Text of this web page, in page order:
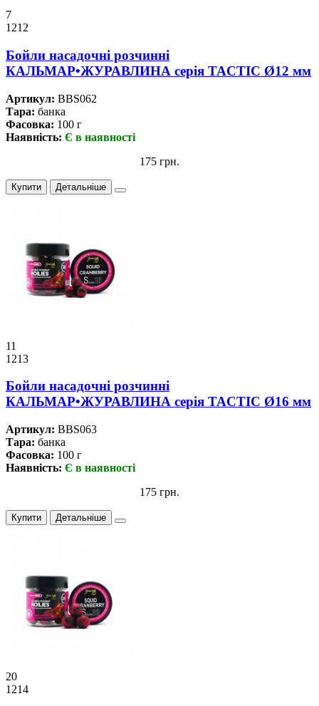
7
1212
Бойли насадочні розчинні
КАЛЬМАР•ЖУРАВЛИНА серiя TACTIC Ø12 мм
Артикул: BBS062
Тара: банка
Фасовка: 100 г
Наявність: Є в наявності
175 грн.
Купити Детальніше
11
1213
Бойли насадочні розчинні
КАЛЬМАР•ЖУРАВЛИНА серiя TACTIC Ø16 мм
Артикул: BBS063
Тара: банка
Фасовка: 100 г
Наявність: Є в наявності
175 грн.
Купити Детальніше
20
1214